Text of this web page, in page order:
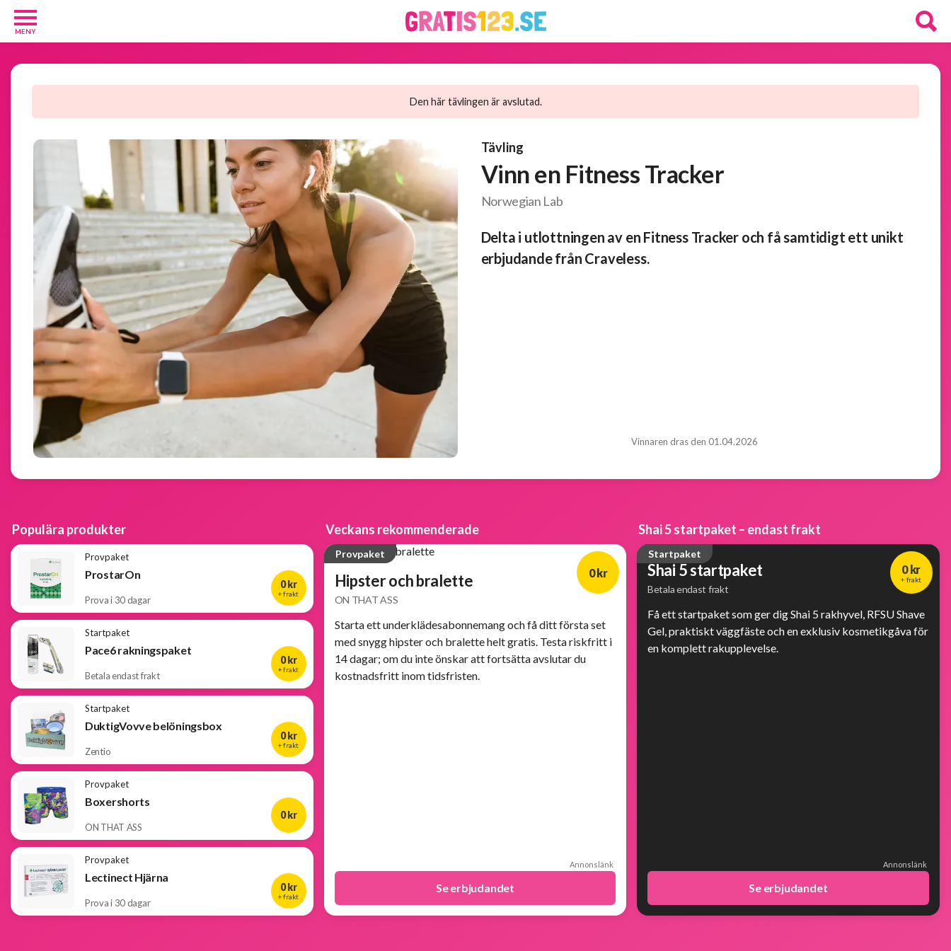
MENY
Den här tävlingen är avslutad.
Tävling
Vinn en Fitness Tracker
Norwegian Lab
Delta i utlottningen av en Fitness Tracker och få samtidigt ett unikt
erbjudande från Craveless.
Vinnaren dras den 01.04.2026
Populära produkter
Provpaket
ProstarOn
Prova i 30 dagar
0 kr
+ frakt
Startpaket
Pace6 rakningspaket
Betala endast frakt
0 kr
+ frakt
Startpaket
DuktigVovve belöningsbox
Zentio
0 kr
+ frakt
Provpaket
Boxershorts
ON THAT ASS
0 kr
Provpaket
Lectinect Hjärna
Prova i 30 dagar
0 kr
+ frakt
Veckans rekommenderade
Provpaket
Hipster och bralette
ON THAT ASS
0 kr
Starta ett underklädesabonnemang och få ditt första set
med snygg hipster och bralette helt gratis. Testa riskfritt i
14 dagar; om du inte önskar att fortsätta avslutar du
kostnadsfritt inom tidsfristen.
Annonslänk
Se erbjudandet
Shai 5 startpaket – endast frakt
Startpaket
Shai 5 startpaket
Betala endast frakt
0 kr
+ frakt
Få ett startpaket som ger dig Shai 5 rakhyvel, RFSU Shave
Gel, praktiskt väggfäste och en exklusiv kosmetikgåva för
en komplett rakupplevelse.
Annonslänk
Se erbjudandet
Baby
Diverse
Kosttillskott
Underkläder
Tjäna
pengar
Tävlingar
Populära
produkter
Nya
produkter